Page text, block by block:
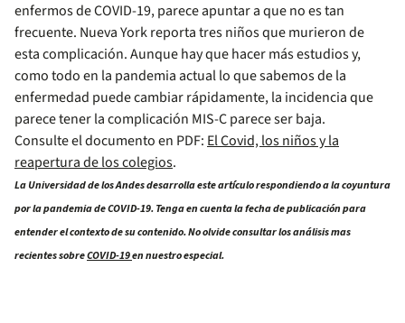
enfermos de COVID-19, parece apuntar a que no es tan
frecuente. Nueva York reporta tres niños que murieron de
esta complicación. Aunque hay que hacer más estudios y,
como todo en la pandemia actual lo que sabemos de la
enfermedad puede cambiar rápidamente, la incidencia que
parece tener la complicación MIS-C parece ser baja.
Consulte el documento en PDF: El Covid, los niños y la
reapertura de los colegios.
La Universidad de los Andes desarrolla este artículo respondiendo a la coyuntura
por la pandemia de COVID-19. Tenga en cuenta la fecha de publicación para
entender el contexto de su contenido. No olvide consultar los análisis mas
recientes sobreCOVID-19en nuestro especial.